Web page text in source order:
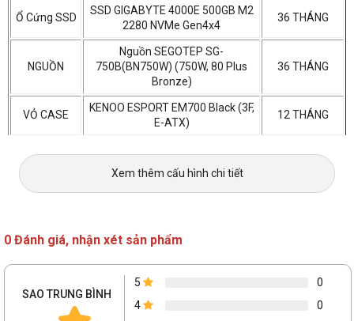
Ổ Cứng SSD
SSD GIGABYTE 4000E 500GB M2
2280 NVMe Gen4x4
36 THÁNG
NGUỒN
Nguồn SEGOTEP SG-
750B(BN750W) (750W, 80 Plus
Bronze)
36 THÁNG
VỎ CASE
KENOO ESPORT EM700 Black (3F,
E-ATX)
12 THÁNG
TẢN NHIỆT 24 THÁNG
Xuất xứ
Xem thêm cấu hình chi tiết
0 Đánh giá, nhận xét sản phẩm
SAO TRUNG BÌNH
5
0
4
0